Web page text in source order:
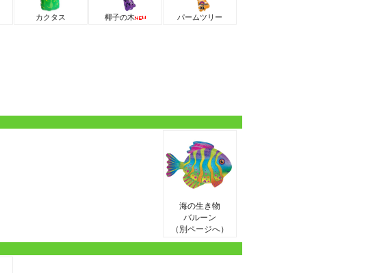
カクタス 椰子の木 パームツリー
海の生き物
バルーン
（別ページへ）